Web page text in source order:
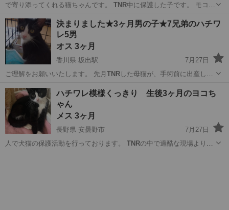
で寄り添ってくれる猫ちゃんです。 TNR中に保護した子です。 モコち
東京 武蔵野市 吉祥寺駅
決まりました★3ヶ月男の子★7兄弟のハチワ
レ5男
オス 3ヶ月
香川県 坂出駅
7月27日
ご理解をお願いいたします。 先月 TNRした母猫が、手術前に出産して
香川 坂出市 猫 ワクチン
ハチワレ模様くっきり 生後3ヶ月のヨコち
ゃん
メス 3ヶ月
長野県 安曇野市
7月27日
人で犬猫の保護活動を行っております。 TNRの中で過酷な現場より保